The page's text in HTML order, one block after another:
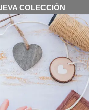
NUEVA COLECCIÓN